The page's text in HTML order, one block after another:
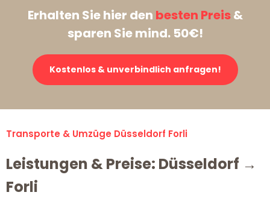
Erhalten Sie hier den besten Preis&
sparen Sie mind. 50€!
Kostenlos & unverbindlich anfragen!
Transporte & Umzüge Düsseldorf Forli
Leistungen & Preise: Düsseldorf →
Forli